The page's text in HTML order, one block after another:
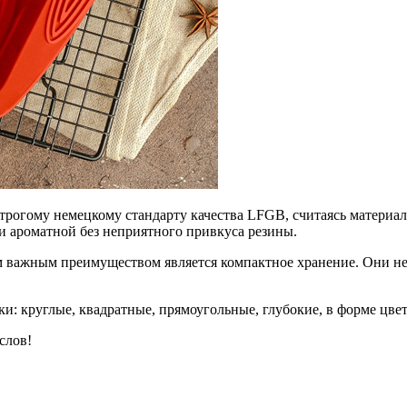
немецкому стандарту качества LFGB, считаясь
ароматной без неприятного привкуса резины.
преимуществом является компактное хранение. Они
круглые, квадратные, прямоугольные, глубокие, в форме